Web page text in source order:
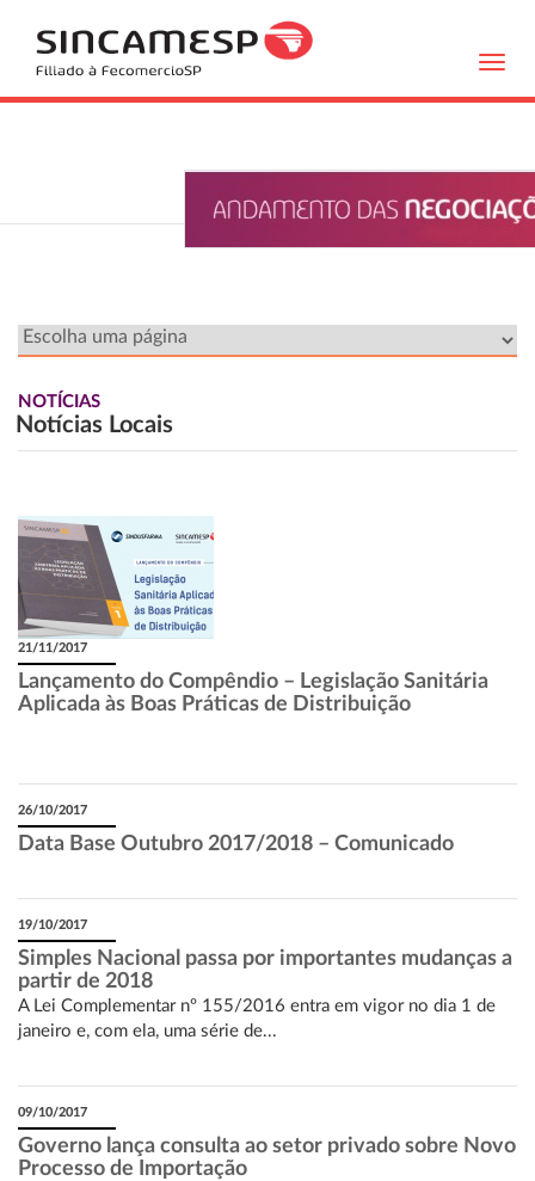
NOTÍCIAS
Notícias Locais
21/11/2017
Lançamento do Compêndio – Legislação Sanitária
Aplicada às Boas Práticas de Distribuição
26/10/2017
Data Base Outubro 2017/2018 – Comunicado
19/10/2017
Simples Nacional passa por importantes mudanças a
partir de 2018
A Lei Complementar nº 155/2016 entra em vigor no dia 1 de
janeiro e, com ela, uma série de...
09/10/2017
Governo lança consulta ao setor privado sobre Novo
Processo de Importação